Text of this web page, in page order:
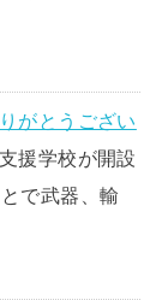
がとうござい
援学校が開設
で武器、輸